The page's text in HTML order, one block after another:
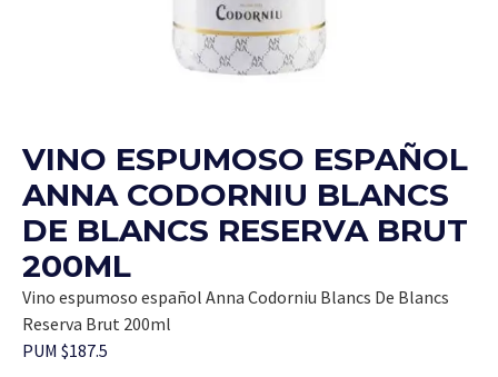
VINO ESPUMOSO ESPAÑOL
ANNA CODORNIU BLANCS
DE BLANCS RESERVA BRUT
200ML
Vino espumoso español Anna Codorniu Blancs De Blancs
Reserva Brut 200ml
PUM $187.5